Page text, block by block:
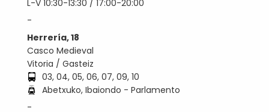
L-V 10:30-13:30 / 17:00-20:00
-
Herrería, 18
Casco Medieval
Vitoria / Gasteiz
03, 04, 05, 06, 07, 09, 10
Abetxuko, Ibaiondo - Parlamento
-